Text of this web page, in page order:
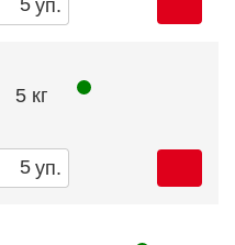
уп.
5 кг
уп.